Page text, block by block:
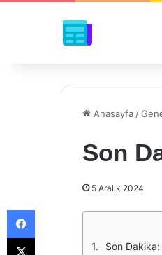
Anasayfa /
Son
5 Aralık 2024
Son
Facebook
X